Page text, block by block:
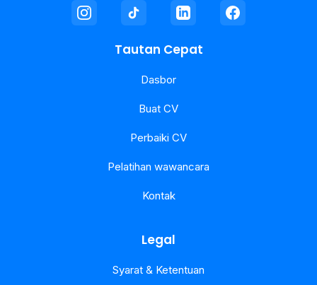
Tautan Cepat
Dasbor
Buat CV
Perbaiki CV
Pelatihan wawancara
Kontak
Legal
Syarat & Ketentuan